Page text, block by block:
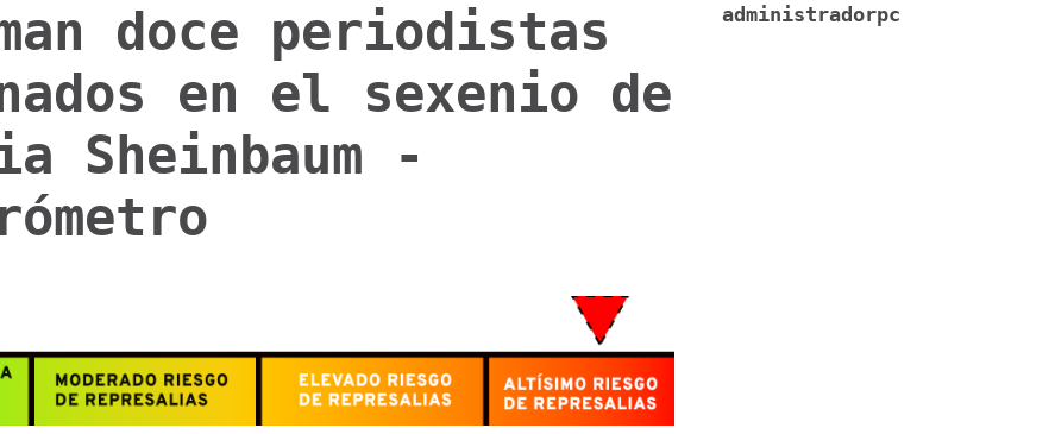
doce periodistas
en el sexenio de
Sheinbaum -
administradorpc